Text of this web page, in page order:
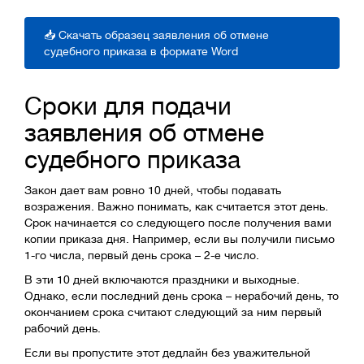
📥 Скачать образец заявления об отмене
судебного приказа в формате Word
Сроки для подачи
заявления об отмене
судебного приказа
Закон дает вам ровно 10 дней, чтобы подавать
возражения. Важно понимать, как считается этот день.
Срок начинается со следующего после получения вами
копии приказа дня. Например, если вы получили письмо
1-го числа, первый день срока – 2-е число.
В эти 10 дней включаются праздники и выходные.
Однако, если последний день срока – нерабочий день, то
окончанием срока считают следующий за ним первый
рабочий день.
Если вы пропустите этот дедлайн без уважительной